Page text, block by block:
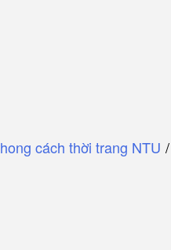
cách thời trang NTU /